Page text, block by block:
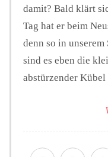
damit? Bald klärt
Tag hat er beim
denn so in
sind es eben die
abstürzender